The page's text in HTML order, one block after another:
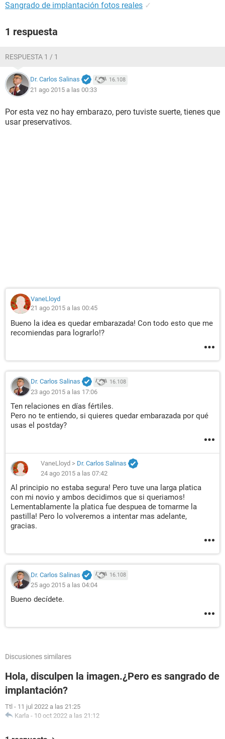
Sangrado de implantación fotos reales ✓
1 respuesta
RESPUESTA 1 / 1
Dr. Carlos Salinas 16.108
21 ago 2015 a las 00:33
Por esta vez no hay embarazo, pero tuviste suerte, tienes que
usar preservativos.
VaneLloyd
21 ago 2015 a las 00:45
Bueno la idea es quedar embarazada! Con todo esto que me
recomiendas para lograrlo!?
Dr. Carlos Salinas 16.108
23 ago 2015 a las 17:06
Ten relaciones en días fértiles.
Pero no te entiendo, si quieres quedar embarazada por qué
usas el postday?
VaneLloyd > Dr. Carlos Salinas
24 ago 2015 a las 07:42
Al principio no estaba segura! Pero tuve una larga platica
con mi novio y ambos decidimos que si queriamos!
Lementablamente la platica fue despuea de tomarme la
pastilla! Pero lo volveremos a intentar mas adelante,
gracias.
Dr. Carlos Salinas 16.108
25 ago 2015 a las 04:04
Bueno decídete.
Discusiones similares
Hola, disculpen la imagen.¿Pero es sangrado de
implantación?
Ttl - 11 jul 2022 a las 21:25
Karla - 10 oct 2022 a las 21:12